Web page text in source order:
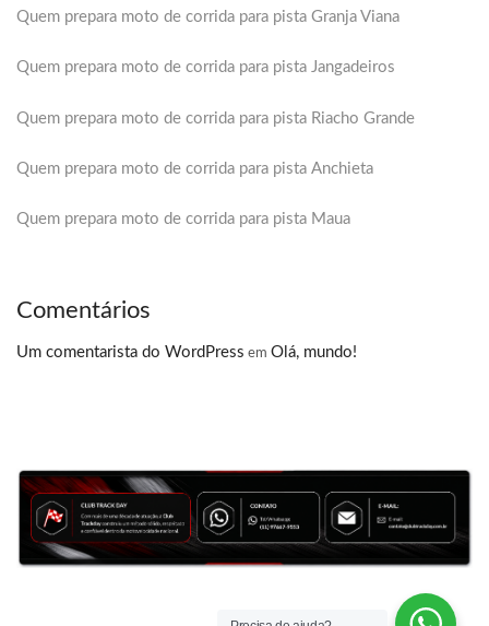
Quem prepara moto de corrida para pista Granja Viana
Quem prepara moto de corrida para pista Jangadeiros
Quem prepara moto de corrida para pista Riacho Grande
Quem prepara moto de corrida para pista Anchieta
Quem prepara moto de corrida para pista Maua
Comentários
Um comentarista do WordPress em Olá, mundo!